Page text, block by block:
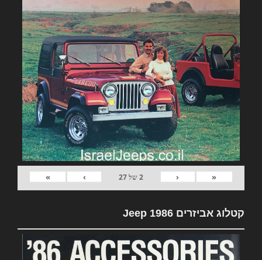
«
‹
2של27
›
»
קטלוג אביזרים Jeep 1986